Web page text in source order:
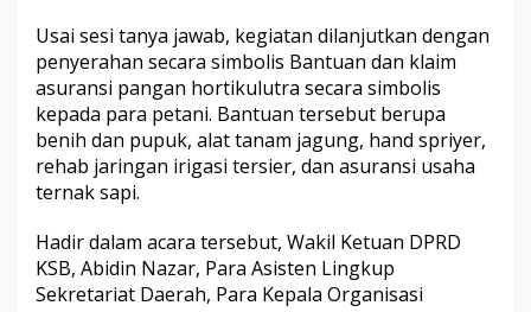
Usai sesi tanya jawab, kegiatan dilanjutkan dengan
penyerahan secara simbolis Bantuan dan klaim
asuransi pangan hortikulutra secara simbolis
kepada para petani. Bantuan tersebut berupa
benih dan pupuk, alat tanam jagung, hand spriyer,
rehab jaringan irigasi tersier, dan asuransi usaha
ternak sapi.
Hadir dalam acara tersebut, Wakil Ketuan DPRD
KSB, Abidin Nazar, Para Asisten Lingkup
Sekretariat Daerah, Para Kepala Organisasi